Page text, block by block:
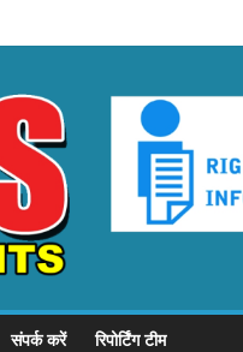
संपर्क करें रिपोर्टिंग टीम